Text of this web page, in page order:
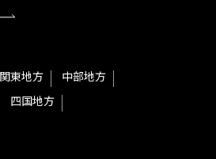
関東地方
中部地方
四国地方